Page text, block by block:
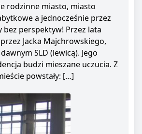
rodzinne miasto, miasto
a jednocześnie przez
bez perspektyw! Przez lata
Jacka Majchrowskiego,
SLD (lewicą). Jego
budzi mieszane uczucia. Z
powstały: […]